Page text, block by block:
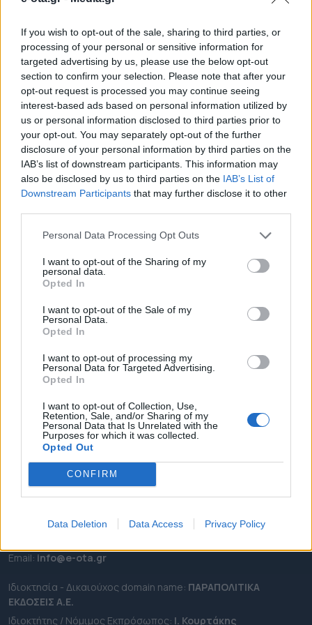
If you wish to opt-out of the sale, sharing to third parties, or
processing of your personal or sensitive information for
targeted advertising by us, please use the below opt-out
section to confirm your selection. Please note that after your
opt-out request is processed you may continue seeing
interest-based ads based on personal information utilized by
us or personal information disclosed to third parties prior to
your opt-out. You may separately opt-out of the further
disclosure of your personal information by third parties on the
IAB’s list of downstream participants. This information may
also be disclosed by us to third parties on the IAB’s List of
Downstream Participants that may further disclose it to other
Personal Data Processing Opt Outs
I want to opt-out of the Sharing of my
personal data.
Opted In
I want to opt-out of the Sale of my
Personal Data.
Opted In
I want to opt-out of processing my
Personal Data for Targeted Advertising.
Opted In
I want to opt-out of Collection, Use,
Retention, Sale, and/or Sharing of my
Personal Data that Is Unrelated with the
Purposes for which it was collected.
Opted Out
CONFIRM
Data Deletion Data Access Privacy Policy
Έφυγε από τη ζωή ο Γιάννης Πατσιλινάκος, μια
εμβληματική φυσιογνωμία της τοπικής
αυτοδιοίκησης και διακεκριμένος καρδιολόγος του
Περάματος, όπως γνωστοποίησε με ανάρτησή του
ο Δήμαρχος Περάματος Γιάννης Λαγουδάκος. Στο
μήνυμά του, τον αποχαιρέτησε με «φόρο τιμής»,
χαρακτηρίζοντάς τον «αγωνιστή» και
υπογραμμίζοντας τη μακρά και ουσιαστική του
προσφορά στην πόλη. Ο Γιάννης Πατσιλινάκος
υπηρέτησε το Πέραμα […]
28.02.2026 - 15.08
ΡΟΗ ΕΙΔΗΣΕΩΝ
ΕΠΙΚΑΙΡΟΤΗΤΑ
ΠΕΡΙΦΕΡΕΙΕΣ
OTA LEAKS
ΣΥΝΕΝΤΕΥΞΕΙΣ
ΑΠΟΨΕΙΣ
ΠΡΟΣΛΗΨΕΙΣ
e-ota.gr | Ταυτότητα
Καλλιθέα Αττικής
Εmail: info@e-ota.gr
Ιδιοκτησία - Δικαιούχος domain name: ΠΑΡΑΠΟΛΙΤΙΚΑ
ΕΚΔΟΣΕΙΣ A.E.
Ιδιοκτήτης / Νόμιμος Εκπρόσωπος: Ι. Κουρτάκης